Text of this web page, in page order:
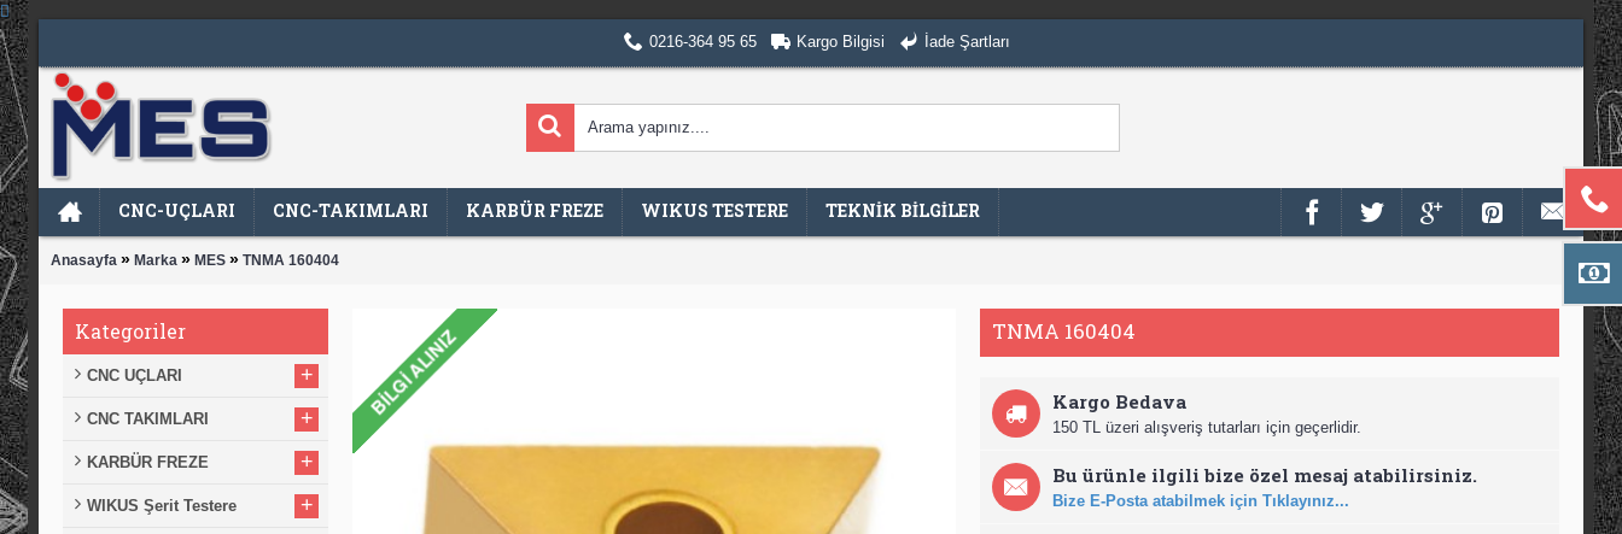
0216-364 95 65 Kargo Bilgisi İade Şartları
CNC-UÇLARI CNC-TAKIMLARI KARBÜR FREZE WIKUS TESTERE TEKNİK BİLGİLER
Anasayfa » Marka » MES » TNMA 160404
Kategoriler
CNC UÇLARI +
CNC TAKIMLARI +
KARBÜR FREZE +
WIKUS Şerit Testere +
TNMA 160404
Kargo Bedava
150 TL üzeri alışveriş tutarları için geçerlidir.
Bu ürünle ilgili bize özel mesaj atabilirsiniz.
Bize E-Posta atabilmek için Tıklayınız...